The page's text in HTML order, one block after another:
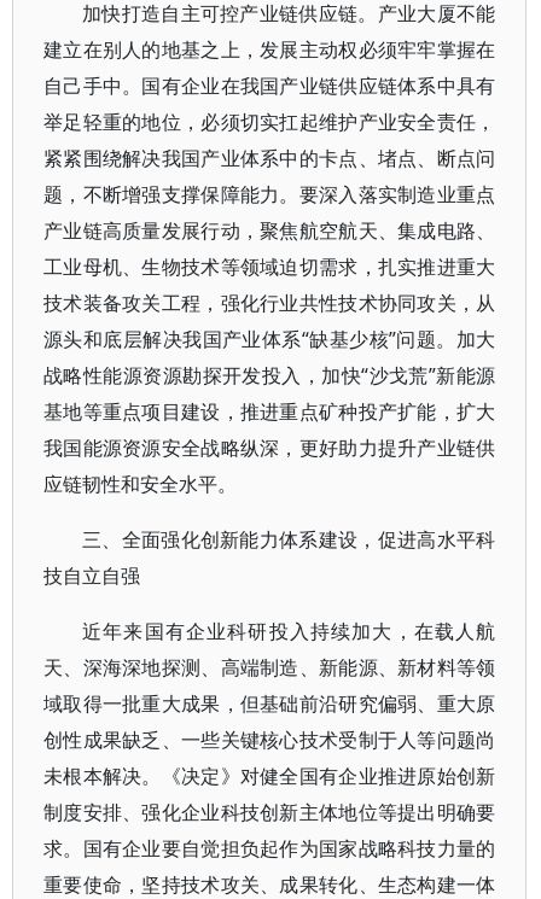
加快打造自主可控产业链供应链。产业大厦不能
建立在别人的地基之上，发展主动权必须牢牢掌握在
自己手中。国有企业在我国产业链供应链体系中具有
举足轻重的地位，必须切实扛起维护产业安全责任，
紧紧围绕解决我国产业体系中的卡点、堵点、断点问
题，不断增强支撑保障能力。要深入落实制造业重点
产业链高质量发展行动，聚焦航空航天、集成电路、
工业母机、生物技术等领域迫切需求，扎实推进重大
技术装备攻关工程，强化行业共性技术协同攻关，从
源头和底层解决我国产业体系“缺基少核”问题。加大
战略性能源资源勘探开发投入，加快“沙戈荒”新能源
基地等重点项目建设，推进重点矿种投产扩能，扩大
我国能源资源安全战略纵深，更好助力提升产业链供
应链韧性和安全水平。
三、全面强化创新能力体系建设，促进高水平科
技自立自强
近年来国有企业科研投入持续加大，在载人航
天、深海深地探测、高端制造、新能源、新材料等领
域取得一批重大成果，但基础前沿研究偏弱、重大原
创性成果缺乏、一些关键核心技术受制于人等问题尚
未根本解决。《决定》对健全国有企业推进原始创新
制度安排、强化企业科技创新主体地位等提出明确要
求。国有企业要自觉担负起作为国家战略科技力量的
重要使命，坚持技术攻关、成果转化、生态构建一体